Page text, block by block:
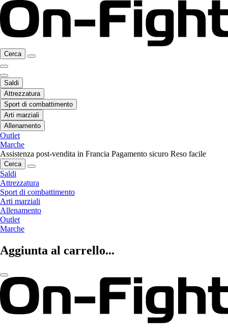
Cerca
Saldi
Attrezzatura
Sport di combattimento
Arti marziali
Allenamento
Outlet
Marche
Assistenza post-vendita in Francia Pagamento sicuro Reso facile
Cerca
Saldi
Attrezzatura
Sport di combattimento
Arti marziali
Allenamento
Outlet
Marche
Aggiunta al carrello...